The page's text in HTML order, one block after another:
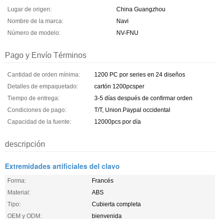
Lugar de origen:
China Guangzhou
Nombre de la marca:
Navi
Número de modelo:
NV-FNU
Pago y Envío Términos
Cantidad de orden mínima:
1200 PC por series en 24 diseños
Detalles de empaquetado:
cartón 1200pcsper
Tiempo de entrega:
3-5 días después de confirmar orden
Condiciones de pago:
T/T, Union.Paypal occidental
Capacidad de la fuente:
12000pcs por día
descripción
Extremidades artificiales del clavo
Forma:
Francés
Material:
ABS
Tipo:
Cubierta completa
OEM y ODM:
bienvenida